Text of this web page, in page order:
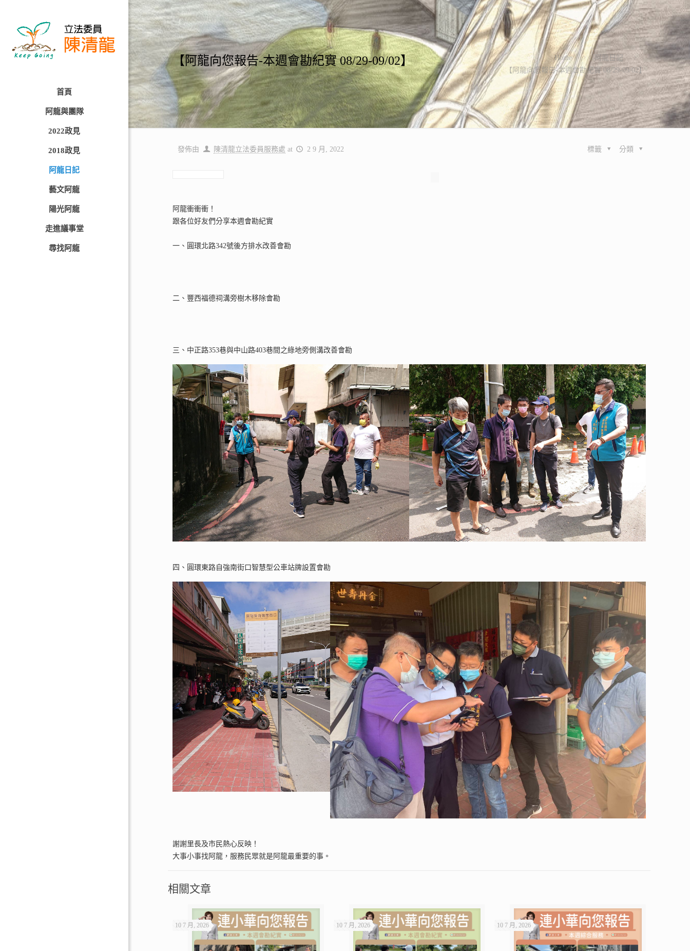
首頁
阿龍與團隊
2022政見
2018政見
阿龍日記
藝文阿龍
陽光阿龍
走進議事堂
尋找阿龍
【阿龍向您報告-本週會勘紀實 08/29-09/02】 Home
阿龍日記
【阿龍向您報告-本週會勘紀實 08/29-09/02】
發佈由 陳清龍立法委員服務處 at 2 9 月, 2022 分類
標籤
阿龍衝衝衝！
跟各位好友們分享本週會勘紀實
一、圓環北路342號後方排水改善會勘
二、豐西福德祠溝旁樹木移除會勘
三、中正路353巷與中山路403巷間之綠地旁側溝改善會勘
四、圓環東路自強南街口智慧型公車站牌設置會勘
謝謝里長及市民熱心反映！
大事小事找阿龍，服務民眾就是阿龍最重要的事。
相關文章
10 7 月, 2026 10 7 月, 2026 10 7 月, 2026